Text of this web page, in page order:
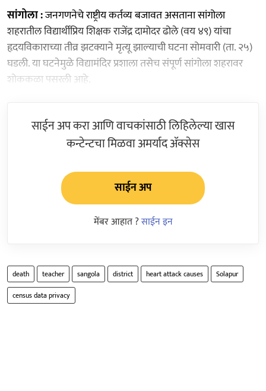
सांगोला :जनगणनेचे राष्ट्रीय कर्तव्य बजावत असताना सांगोला
शहरातील विद्यार्थीप्रिय शिक्षक राजेंद्र दामोदर ढोले (वय ४९) यांचा
हृदयविकाराच्या तीव्र झटक्याने मृत्यू झाल्याची घटना सोमवारी (ता. २५)
घडली. या घटनेमुळे विद्यामंदिर प्रशाला तसेच संपूर्ण सांगोला शहरावर
शोककळा पसरली आहे.
साईन अप करा आणि वाचकांसाठी लिहिलेल्या खास
कन्टेन्टचा मिळवा अमर्याद ॲक्सेस
साईन अप
मेंबर आहात ?साईन इन
death teacher sangola district heart attack causes
Solapur
census data privacy